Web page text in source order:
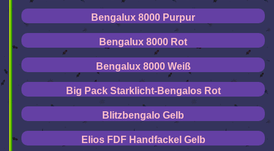
Bengalux 8000 Purpur
Bengalux 8000 Rot
Bengalux 8000 Weiß
Big Pack Starklicht-Bengalos Rot
Blitzbengalo Gelb
Elios FDF Handfackel Gelb